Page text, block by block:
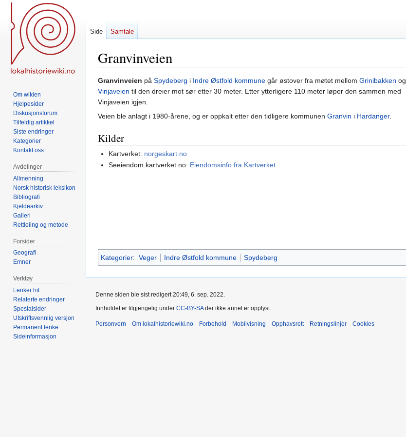
Granvinveien
Hopp
til
navigering
Hopp
til
søk
Granvinveien på Spydeberg i Indre Østfold kommune går østover fra møtet mellom Grinibakken og
Vinjaveien til den dreier mot sør etter 30 meter. Etter ytterligere 110 meter løper den sammen med
Vinjaveien igjen.
Veien ble anlagt i 1980-årene, og er oppkalt etter den tidligere kommunen Granvin i Hardanger.
Kilder
Kartverket: norgeskart.no
Seeiendom.kartverket.no: Eiendomsinfo fra Kartverket
Kategorier: Veger Indre Østfold kommune Spydeberg
Side Samtale
Om wikien
Hjelpesider
Diskusjonsforum
Tilfeldig artikkel
Siste endringer
Kategorier
Kontakt oss
Avdelinger
Allmenning
Norsk historisk leksikon
Bibliografi
Kjeldearkiv
Galleri
Rettleiing og metode
Forsider
Geografi
Emner
Verktøy
Lenker hit
Relaterte endringer
Spesialsider
Utskriftsvennlig versjon
Permanent lenke
Sideinformasjon
Denne siden ble sist redigert 20:49, 6. sep. 2022.
Innholdet er tilgjengelig under CC-BY-SAder ikke annet er opplyst.
Personvern Om lokalhistoriewiki.no Forbehold Mobilvisning Opphavsrett Retningslinjer Cookies